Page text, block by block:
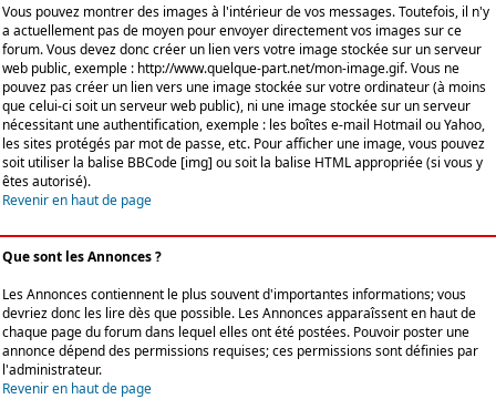
Vous pouvez montrer des images à l'intérieur de vos messages. Toutefois, il n'y
a actuellement pas de moyen pour envoyer directement vos images sur ce
forum. Vous devez donc créer un lien vers votre image stockée sur un serveur
web public, exemple : http://www.quelque-part.net/mon-image.gif. Vous ne
pouvez pas créer un lien vers une image stockée sur votre ordinateur (à moins
que celui-ci soit un serveur web public), ni une image stockée sur un serveur
nécessitant une authentification, exemple : les boîtes e-mail Hotmail ou Yahoo,
les sites protégés par mot de passe, etc. Pour afficher une image, vous pouvez
soit utiliser la balise BBCode [img] ou soit la balise HTML appropriée (si vous y
êtes autorisé).
Revenir en haut de page
Que sont les Annonces ?
Les Annonces contiennent le plus souvent d'importantes informations; vous
devriez donc les lire dès que possible. Les Annonces apparaîssent en haut de
chaque page du forum dans lequel elles ont été postées. Pouvoir poster une
annonce dépend des permissions requises; ces permissions sont définies par
l'administrateur.
Revenir en haut de page